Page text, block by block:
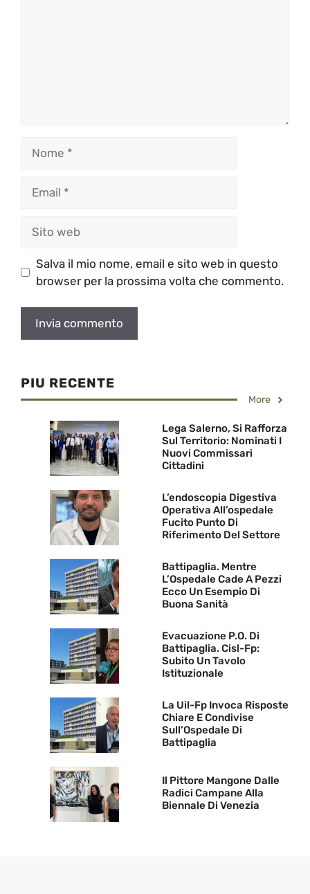
web
Salva il mio nome, email e sito web in questo
browser per la prossima volta che commento.
PIU RECENTE
More
Lega Salerno, Si Rafforza
Sul Territorio: Nominati I
Nuovi Commissari
Cittadini
L’endoscopia Digestiva
Operativa All’ospedale
Fucito Punto Di
Riferimento Del Settore
Battipaglia. Mentre
L’Ospedale Cade A Pezzi
Ecco Un Esempio Di
Buona Sanità
Evacuazione P.O. Di
Battipaglia. Cisl-Fp:
Subito Un Tavolo
Istituzionale
La Uil-Fp Invoca Risposte
Chiare E Condivise
Sull’Ospedale Di
Battipaglia
Il Pittore Mangone Dalle
Radici Campane Alla
Biennale Di Venezia